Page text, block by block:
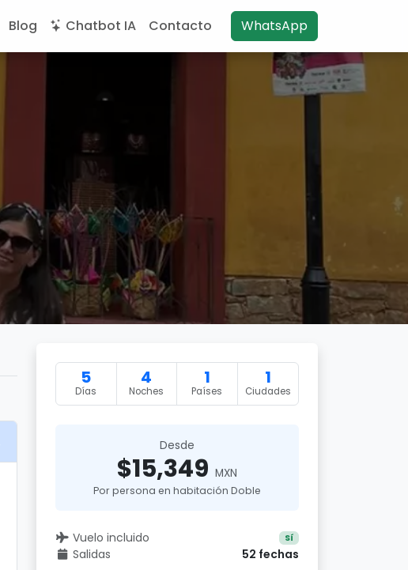
Blog Chatbot IA Contacto WhatsApp
5
Días
4
Noches
1
Países
1
Ciudades
Desde
$15,349 MXN
Por persona en habitación Doble
Vuelo incluido Sí
Salidas 52 fechas